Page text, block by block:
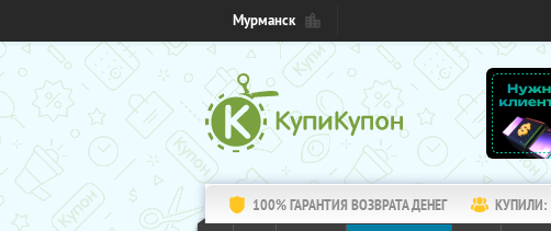
Мурманск
100% ГАРАНТИЯ ВОЗВРАТА ДЕНЕГ КУПИЛИ: